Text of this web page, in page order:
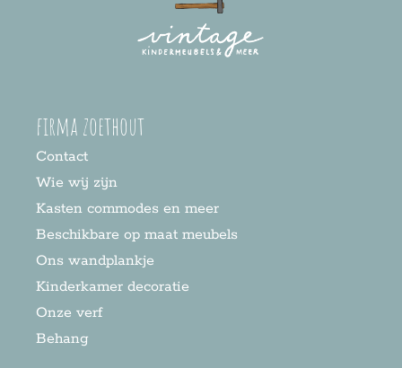
firma zoethout
Contact
Wie wij zijn
Kasten commodes en meer
Beschikbare op maat meubels
Ons wandplankje
Kinderkamer decoratie
Onze verf
Behang